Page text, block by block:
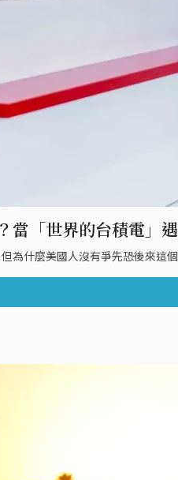
當「世界的台積電」
為什麼美國人沒有爭先恐後來這